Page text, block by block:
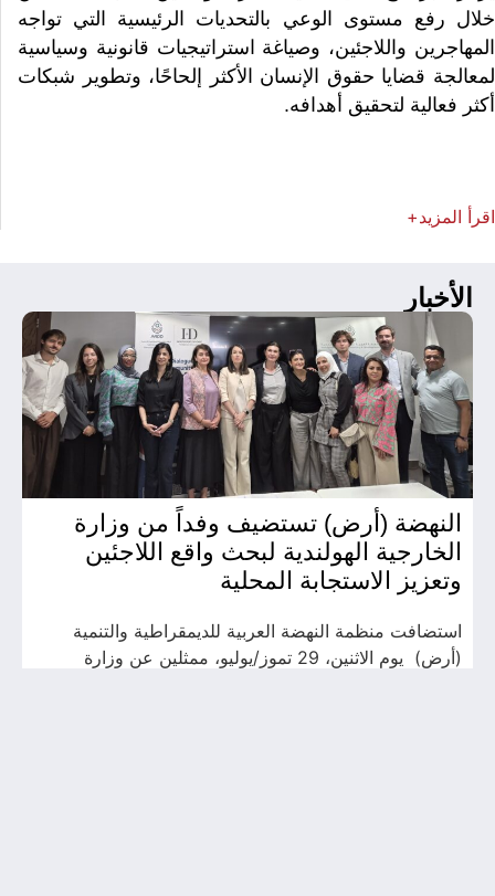
رفع مستوى الوعي بالتحديات الرئيسية التي تواجه
واللاجئين، وصياغة استراتيجيات قانونية وسياسية
قضايا حقوق الإنسان الأكثر إلحاحًا، وتطوير شبكات
فعالية لتحقيق أهدافه.
المزيد+
الأخبار
النهضة (أرض) تستضيف وفداً من وزارة
الخارجية الهولندية لبحث واقع اللاجئين
وتعزيز الاستجابة المحلية
استضافت منظمة النهضة العربية للديمقراطية والتنمية
(أرض) يوم الاثنين، 29 تموز/يوليو، ممثلين عن وزارة